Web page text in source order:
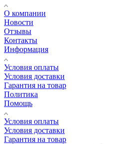
О компании
Новости
Отзывы
Контакты
Информация
Условия оплаты
Условия доставки
Гарантия на товар
Политика
Помощь
Условия оплаты
Условия доставки
Гарантия на товар